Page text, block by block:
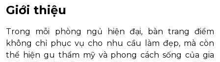
Giới thiệu
Trong mỗi phòng ngủ hiện đại, bàn trang điểm
không chỉ phục vụ cho nhu cầu làm đẹp, mà còn
thể hiện gu thẩm mỹ và phong cách sống của gia